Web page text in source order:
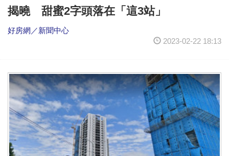
揭曉 甜蜜2字頭落在「這3站」
好房網／新聞中心
2023-02-22 18:13